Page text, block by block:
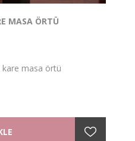
MASA ÖRTÜ
kare masa örtü